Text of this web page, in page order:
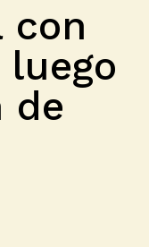
con
de